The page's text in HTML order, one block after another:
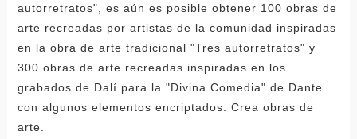
autorretratos", es aún es posible obtener 100 obras de
arte recreadas por artistas de la comunidad inspiradas
en la obra de arte tradicional "Tres autorretratos" y
300 obras de arte recreadas inspiradas en los
grabados de Dalí para la "Divina Comedia" de Dante
con algunos elementos encriptados. Crea obras de
arte.